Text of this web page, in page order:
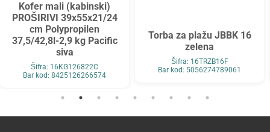
Kofer mali (kabinski)
PROŠIRIVI 39x55x21/24
cm Polypropilen
37,5/42,8l-2,9 kg Pacific
siva
Šifra: 16KG126822C
Bar kod: 8425126266574
Torba za plažu JBBK 16
zelena
Šifra: 16TRZB16F
Bar kod: 5056274789061